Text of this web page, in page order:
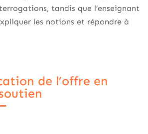
tandis que l’enseignant
les notions et répondre à
de l’offre en